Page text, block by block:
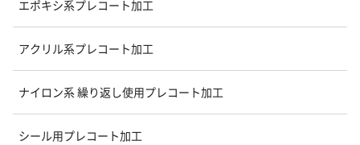
エポキシ系プレコート加工
アクリル系プレコート加工
ナイロン系 繰り返し使用プレコート加工
シール用プレコート加工